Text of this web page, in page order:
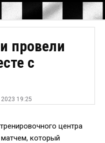
провели
с
19:25
центра
который